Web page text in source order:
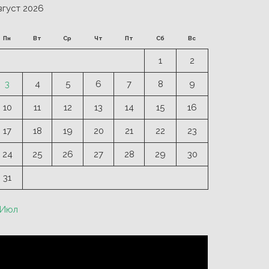
2026
Пн Вт Ср Чт Пт Сб Вс
1 2
3 4 5 6 7 8 9
10 11 12 13 14 15 16
17 18 19 20 21 22 23
24 25 26 27 28 29 30
31